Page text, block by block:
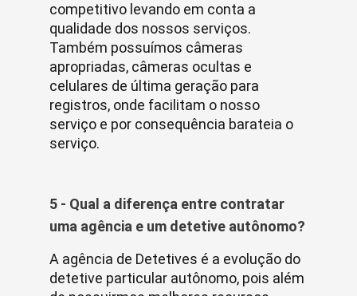
competitivo levando em conta a
qualidade dos nossos serviços.
Também possuímos câmeras
apropriadas, câmeras ocultas e
celulares de última geração para
registros, onde facilitam o nosso
serviço e por consequência barateia o
serviço.
5 - Qual a diferença entre contratar
uma agência e um detetive autônomo?
A agência de Detetives é a evolução do
detetive particular autônomo, pois além